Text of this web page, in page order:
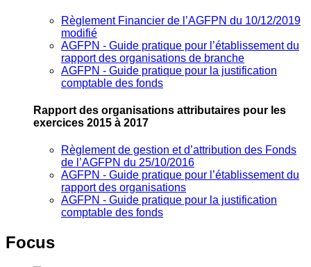
Règlement Financier de l’AGFPN du 10/12/2019
modifié
AGFPN ‐ Guide pratique pour l’établissement du
rapport des organisations de branche
AGFPN ‐ Guide pratique pour la justification
comptable des fonds
Rapport des organisations attributaires pour les
exercices 2015 à 2017
Règlement de gestion et d’attribution des Fonds
de l’AGFPN du 25/10/2016
AGFPN ‐ Guide pratique pour l’établissement du
rapport des organisations
AGFPN ‐ Guide pratique pour la justification
comptable des fonds
Focus